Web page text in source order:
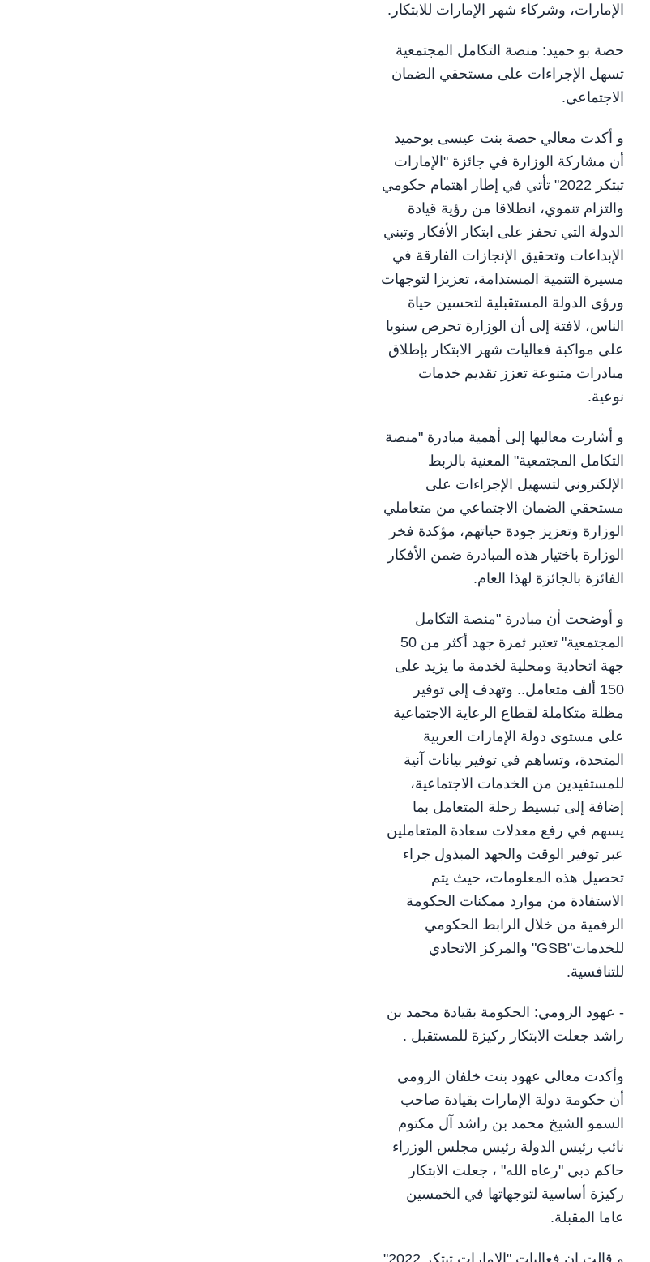
الإمارات، وشركاء شهر الإمارات للابتكار.
حصة بو حميد: منصة التكامل المجتمعية
تسهل الإجراءات على مستحقي الضمان
الاجتماعي.
و أكدت معالي حصة بنت عيسى بوحميد
أن مشاركة الوزارة في جائزة "الإمارات
تبتكر 2022" تأتي في إطار اهتمام حكومي
والتزام تنموي، انطلاقا من رؤية قيادة
الدولة التي تحفز على ابتكار الأفكار وتبني
الإبداعات وتحقيق الإنجازات الفارقة في
مسيرة التنمية المستدامة، تعزيزا لتوجهات
ورؤى الدولة المستقبلية لتحسين حياة
الناس، لافتة إلى أن الوزارة تحرص سنويا
على مواكبة فعاليات شهر الابتكار بإطلاق
مبادرات متنوعة تعزز تقديم خدمات
نوعية.
و أشارت معاليها إلى أهمية مبادرة "منصة
التكامل المجتمعية" المعنية بالربط
الإلكتروني لتسهيل الإجراءات على
مستحقي الضمان الاجتماعي من متعاملي
الوزارة وتعزيز جودة حياتهم، مؤكدة فخر
الوزارة باختيار هذه المبادرة ضمن الأفكار
الفائزة بالجائزة لهذا العام.
و أوضحت أن مبادرة "منصة التكامل
المجتمعية" تعتبر ثمرة جهد أكثر من 50
جهة اتحادية ومحلية لخدمة ما يزيد على
150 ألف متعامل.. وتهدف إلى توفير
مظلة متكاملة لقطاع الرعاية الاجتماعية
على مستوى دولة الإمارات العربية
المتحدة، وتساهم في توفير بيانات آنية
للمستفيدين من الخدمات الاجتماعية،
إضافة إلى تبسيط رحلة المتعامل بما
يسهم في رفع معدلات سعادة المتعاملين
عبر توفير الوقت والجهد المبذول جراء
تحصيل هذه المعلومات، حيث يتم
الاستفادة من موارد ممكنات الحكومة
الرقمية من خلال الرابط الحكومي
للخدمات"GSB" والمركز الاتحادي
للتنافسية.
- عهود الرومي: الحكومة بقيادة محمد بن
راشد جعلت الابتكار ركيزة للمستقبل .
وأكدت معالي عهود بنت خلفان الرومي
أن حكومة دولة الإمارات بقيادة صاحب
السمو الشيخ محمد بن راشد آل مكتوم
نائب رئيس الدولة رئيس مجلس الوزراء
حاكم دبي "رعاه الله" ، جعلت الابتكار
ركيزة أساسية لتوجهاتها في الخمسين
عاما المقبلة.
و قالت إن فعاليات "الإمارات تبتكر 2022"